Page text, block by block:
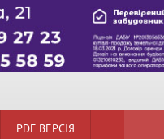
PDF ВЕРСІЯ